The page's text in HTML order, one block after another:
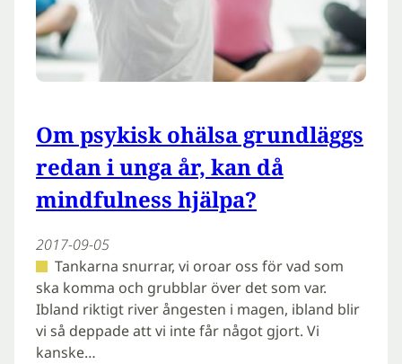
Om psykisk ohälsa grundläggs
redan i unga år, kan då
mindfulness hjälpa?
2017-09-05
Tankarna snurrar, vi oroar oss för vad som
ska komma och grubblar över det som var.
Ibland riktigt river ångesten i magen, ibland blir
vi så deppade att vi inte får något gjort. Vi
kanske…